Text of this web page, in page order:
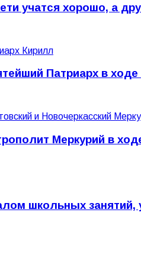
учатся хорошо, а
Патриарх в
Меркурий в
школьных